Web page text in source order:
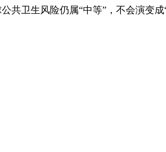
卫生风险仍属“中等”，不会演变成